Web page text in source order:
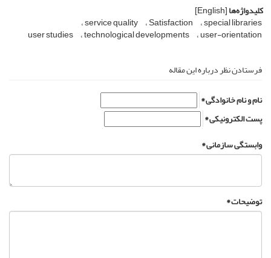
کلیدواژه‌ها[English]
special libraries
Satisfaction
service quality
user-orientation
technological developments
user studies
فرستادن نظر درباره این مقاله
نام و نام خانوادگی *
پست الکترونیکی *
وابستگی سازمانی *
توضیحات *